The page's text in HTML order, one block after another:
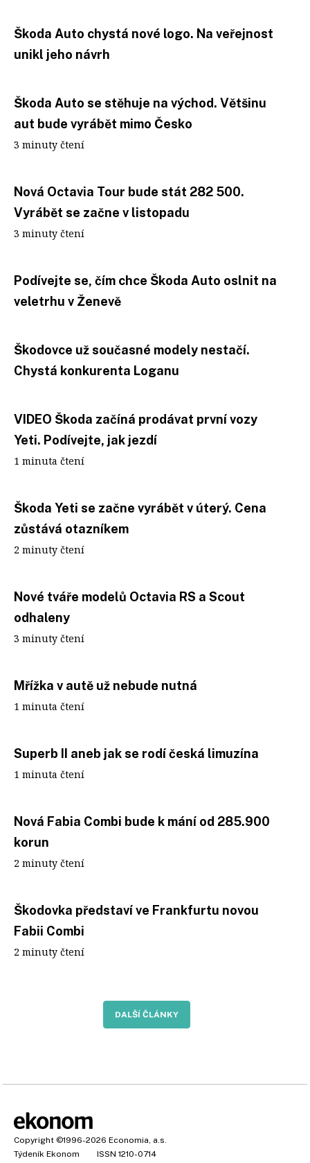
Škoda Auto chystá nové logo. Na veřejnost
unikl jeho návrh
Škoda Auto se stěhuje na východ. Většinu
aut bude vyrábět mimo Česko
3 minuty čtení
Nová Octavia Tour bude stát 282 500.
Vyrábět se začne v listopadu
3 minuty čtení
Podívejte se, čím chce Škoda Auto oslnit na
veletrhu v Ženevě
Škodovce už současné modely nestačí.
Chystá konkurenta Loganu
VIDEO Škoda začíná prodávat první vozy
Yeti. Podívejte, jak jezdí
1 minuta čtení
Škoda Yeti se začne vyrábět v úterý. Cena
zůstává otazníkem
2 minuty čtení
Nové tváře modelů Octavia RS a Scout
odhaleny
3 minuty čtení
Mřížka v autě už nebude nutná
1 minuta čtení
Superb II aneb jak se rodí česká limuzína
1 minuta čtení
Nová Fabia Combi bude k mání od 285.900
korun
2 minuty čtení
Škodovka představí ve Frankfurtu novou
Fabii Combi
2 minuty čtení
DALŠÍ ČLÁNKY
Copyright ©1996-2026 Economia, a.s.
Týdeník Ekonom
ISSN 1210-0714